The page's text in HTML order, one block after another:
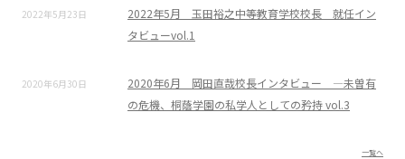
2022年5月23日
2022年5月 玉田裕之中等教育学校校長 就任イン
タビューvol.1
2020年6月30日
2020年6月 岡田直哉校長インタビュー ―未曽有
の危機、桐蔭学園の私学人としての矜持 vol.3
一覧へ